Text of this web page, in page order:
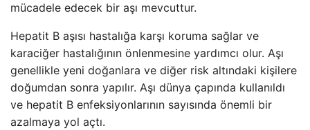
mücadele edecek bir aşı mevcuttur.
Hepatit B aşısı hastalığa karşı koruma sağlar ve
karaciğer hastalığının önlenmesine yardımcı olur. Aşı
genellikle yeni doğanlara ve diğer risk altındaki kişilere
doğumdan sonra yapılır. Aşı dünya çapında kullanıldı
ve hepatit B enfeksiyonlarının sayısında önemli bir
azalmaya yol açtı.